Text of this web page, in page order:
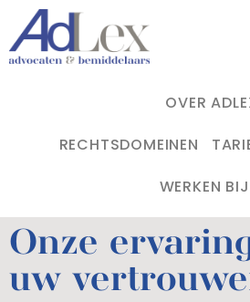
OVER
RECHTSDOMEINEN
WERKEN
Onze
uw